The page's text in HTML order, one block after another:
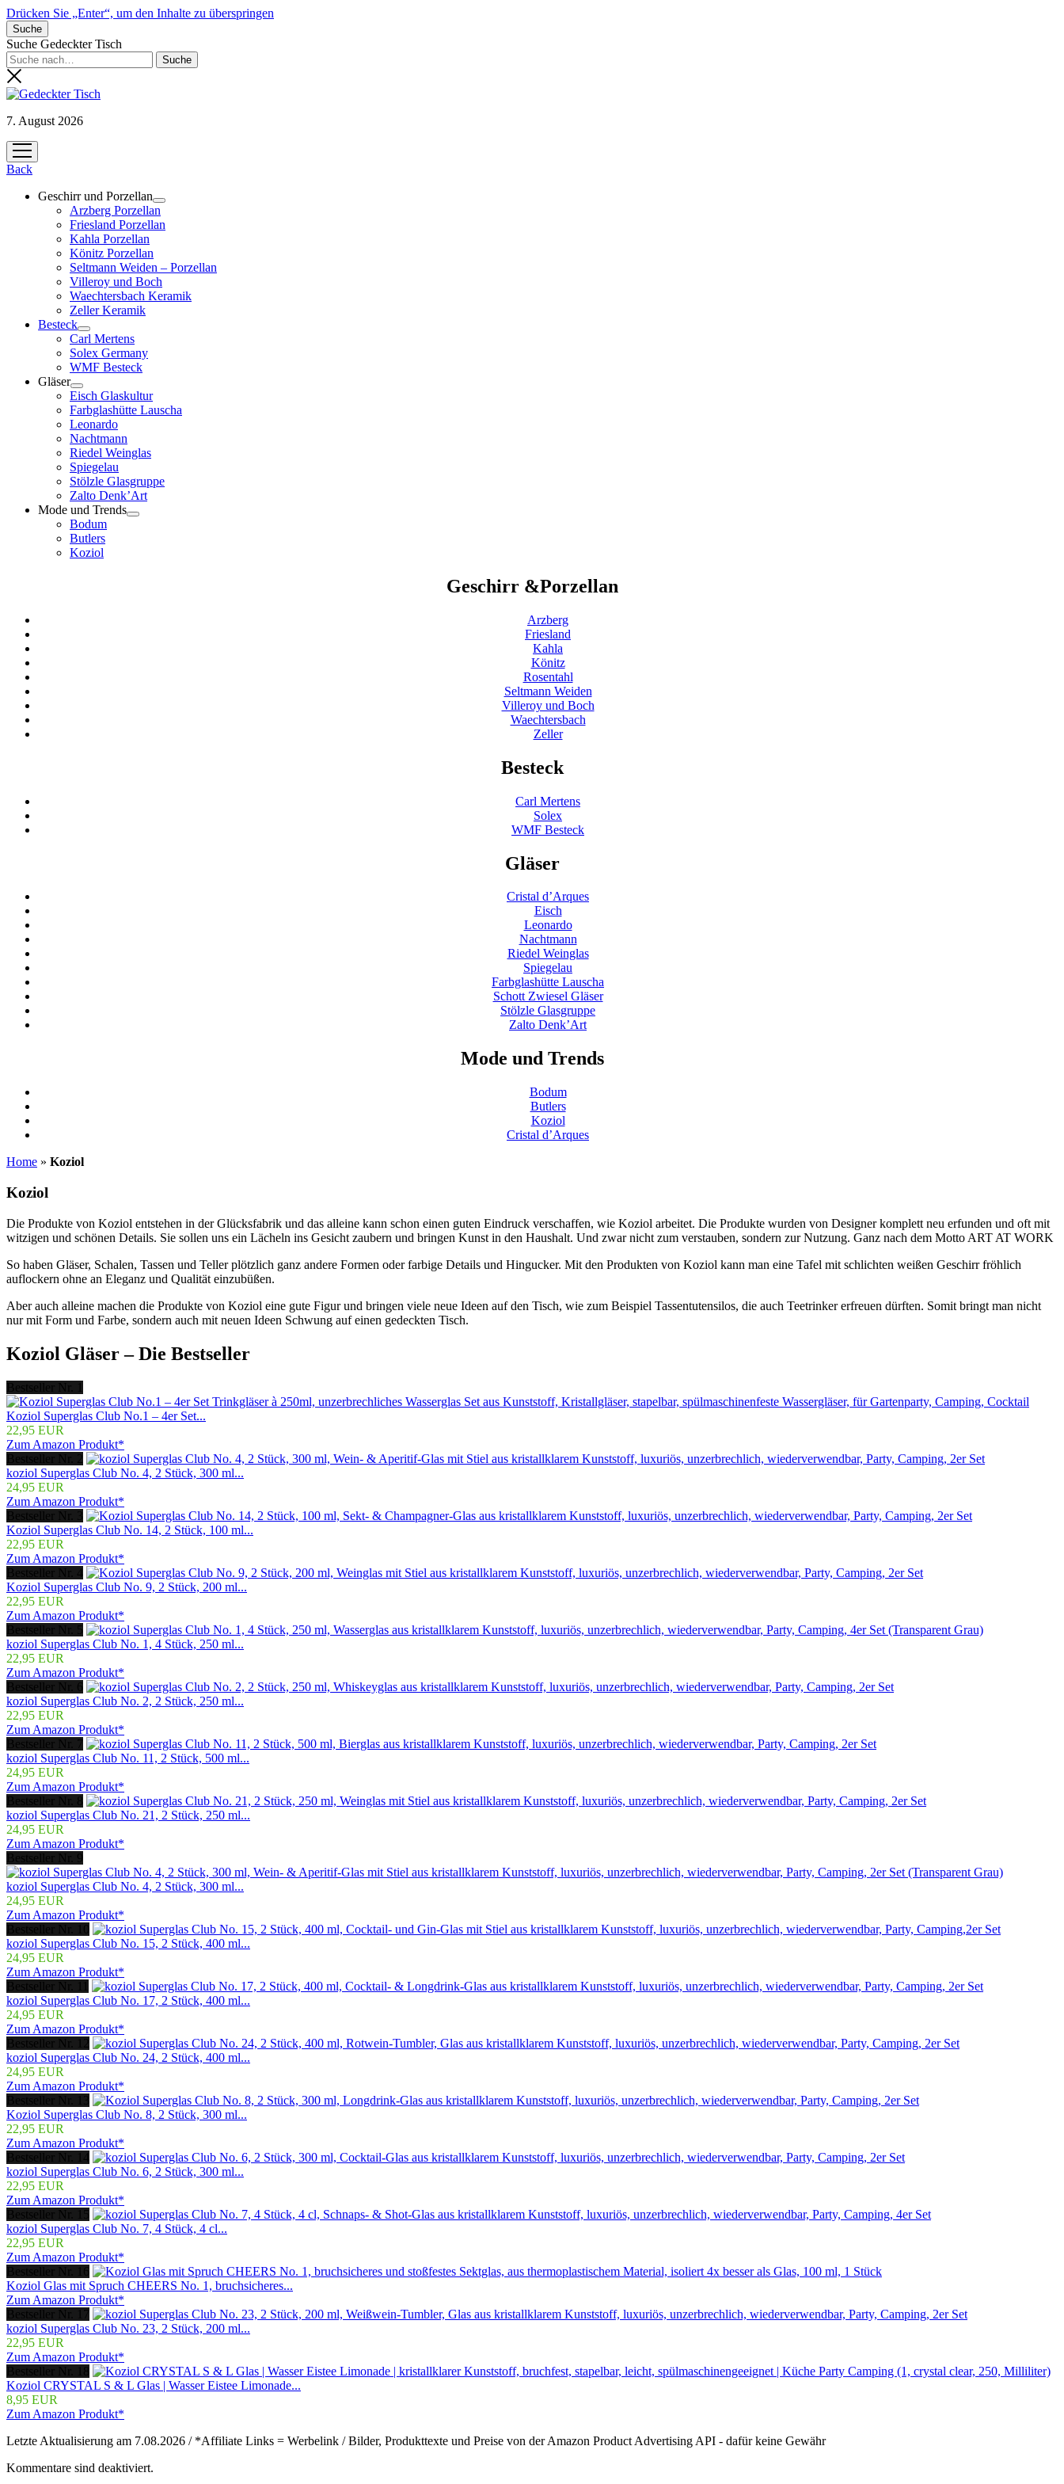
Drücken Sie „Enter“, um den Inhalte zu überspringen
Suche
Suche Gedeckter Tisch
7. August 2026
Menü
öffnen
Back
Geschirr und Porzellan
Menü
öffnen
Arzberg Porzellan
Friesland Porzellan
Kahla Porzellan
Könitz Porzellan
Seltmann Weiden – Porzellan
Villeroy und Boch
Waechtersbach Keramik
Zeller Keramik
Besteck
Menü
öffnen
Carl Mertens
Solex Germany
WMF Besteck
Gläser
Menü
öffnen
Eisch Glaskultur
Farbglashütte Lauscha
Leonardo
Nachtmann
Riedel Weinglas
Spiegelau
Stölzle Glasgruppe
Zalto Denk’Art
Mode und Trends
Menü
Bodum
Butlers
Koziol
Geschirr &Porzellan
Arzberg
Friesland
Kahla
Könitz
Rosentahl
Seltmann Weiden
Villeroy und Boch
Waechtersbach
Zeller
Besteck
Carl Mertens
Solex
WMF Besteck
Gläser
Cristal d’Arques
Eisch
Leonardo
Nachtmann
Riedel Weinglas
Spiegelau
Farbglashütte Lauscha
Schott Zwiesel Gläser
Stölzle Glasgruppe
Zalto Denk’Art
Mode und Trends
Bodum
Butlers
Koziol
Cristal d’Arques
Home » Koziol
Koziol
Die Produkte von Koziol entstehen in der Glücksfabrik und das alleine kann schon einen guten Eindruck verschaffen, wie Koziol arbeitet. Die Produkte wurden von Designer komplett neu erfunden und oft mit
witzigen und schönen Details. Sie sollen uns ein Lächeln ins Gesicht zaubern und bringen Kunst in den Haushalt. Und zwar nicht zum verstauben, sondern zur Nutzung. Ganz nach dem Motto ART AT WORK
So haben Gläser, Schalen, Tassen und Teller plötzlich ganz andere Formen oder farbige Details und Hingucker. Mit den Produkten von Koziol kann man eine Tafel mit schlichten weißen Geschirr fröhlich
auflockern ohne an Eleganz und Qualität einzubüßen.
Aber auch alleine machen die Produkte von Koziol eine gute Figur und bringen viele neue Ideen auf den Tisch, wie zum Beispiel Tassentutensilos, die auch Teetrinker erfreuen dürften. Somit bringt man nicht
nur mit Form und Farbe, sondern auch mit neuen Ideen Schwung auf einen gedeckten Tisch.
Koziol Gläser – Die Bestseller
Koziol Superglas Club No.1 – 4er Set...
22,95 EUR
Zum Amazon Produkt*
koziol Superglas Club No. 4, 2 Stück, 300 ml...
24,95 EUR
Zum Amazon Produkt*
Koziol Superglas Club No. 14, 2 Stück, 100 ml...
22,95 EUR
Zum Amazon Produkt*
Koziol Superglas Club No. 9, 2 Stück, 200 ml...
22,95 EUR
Zum Amazon Produkt*
koziol Superglas Club No. 1, 4 Stück, 250 ml...
22,95 EUR
Zum Amazon Produkt*
koziol Superglas Club No. 2, 2 Stück, 250 ml...
22,95 EUR
Zum Amazon Produkt*
koziol Superglas Club No. 11, 2 Stück, 500 ml...
24,95 EUR
Zum Amazon Produkt*
koziol Superglas Club No. 21, 2 Stück, 250 ml...
24,95 EUR
Zum Amazon Produkt*
koziol Superglas Club No. 4, 2 Stück, 300 ml...
24,95 EUR
Zum Amazon Produkt*
koziol Superglas Club No. 15, 2 Stück, 400 ml...
24,95 EUR
Zum Amazon Produkt*
koziol Superglas Club No. 17, 2 Stück, 400 ml...
24,95 EUR
Zum Amazon Produkt*
koziol Superglas Club No. 24, 2 Stück, 400 ml...
24,95 EUR
Zum Amazon Produkt*
Koziol Superglas Club No. 8, 2 Stück, 300 ml...
22,95 EUR
Zum Amazon Produkt*
koziol Superglas Club No. 6, 2 Stück, 300 ml...
22,95 EUR
Zum Amazon Produkt*
koziol Superglas Club No. 7, 4 Stück, 4 cl...
22,95 EUR
Zum Amazon Produkt*
Koziol Glas mit Spruch CHEERS No. 1, bruchsicheres...
Zum Amazon Produkt*
koziol Superglas Club No. 23, 2 Stück, 200 ml...
22,95 EUR
Zum Amazon Produkt*
Koziol CRYSTAL S & L Glas | Wasser Eistee Limonade...
8,95 EUR
Zum Amazon Produkt*
Letzte Aktualisierung am 7.08.2026 / *Affiliate Links = Werbelink / Bilder, Produkttexte und Preise von der Amazon Product Advertising API - dafür keine Gewähr
Kommentare sind deaktiviert.